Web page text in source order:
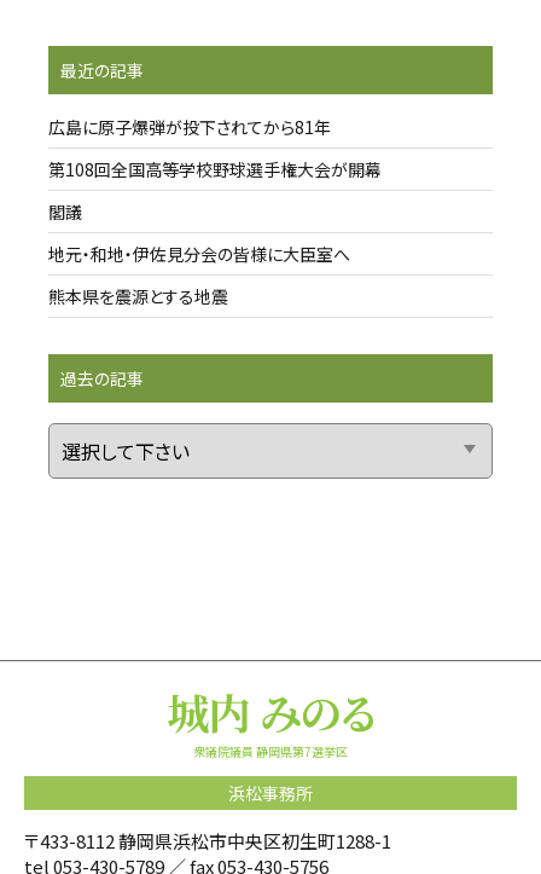
最近の記事
広島に原子爆弾が投下されてから81年
第108回全国高等学校野球選手権大会が開幕
閣議
地元・和地・伊佐見分会の皆様に大臣室へ
熊本県を震源とする地震
過去の記事
衆議院議員 静岡県第7選挙区
浜松事務所
〒433-8112 静岡県浜松市中央区初生町1288-1
tel053-430-5789 ／ fax 053-430-5756